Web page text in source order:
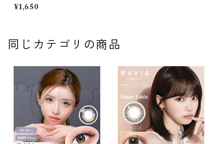
ク マンスリー カラコン 1ヶ月
【COLOR：NO.9ブラウン】 sec
クト キャンマジ 板野友美ナチュ
ラル ブラック ブラウン 着色 直
¥1,650
同じカテゴリの商品